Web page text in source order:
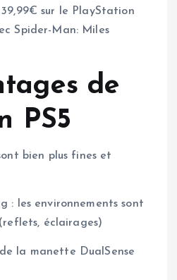
sur le PlayStation
Spider-Man: Miles
de
PS5
bien plus fines et
: les environnements sont
éclairages)
la manette DualSense